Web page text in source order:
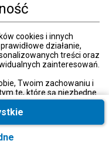
cookies i innych
działanie,
treści oraz
zainteresowań.
Twoim zachowaniu i
te, które są niezbędne
internetowej smyk.com.
zmieniając
wyrażone zgody.